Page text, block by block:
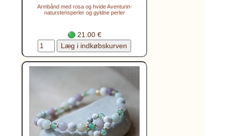
Armbånd med rosa og hvide Aventurin-
naturstensperler og gyldne perler
21.00 €